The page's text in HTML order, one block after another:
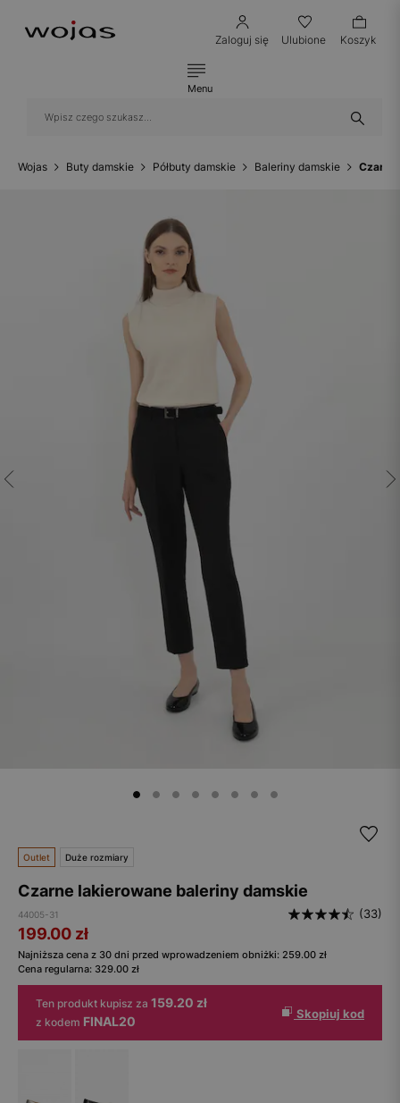
Zaloguj się Ulubione Koszyk
Menu
Wojas Buty damskie Półbuty damskie Baleriny damskie Czarne
Outlet Duże rozmiary
Czarne lakierowane baleriny damskie
44005-31 (33)
199.00 zł
Najniższa cena z 30 dni przed wprowadzeniem obniżki: 259.00 zł
Cena regularna: 329.00 zł
Ten produkt kupisz za 159.20 zł
z kodem FINAL20 Skopiuj kod